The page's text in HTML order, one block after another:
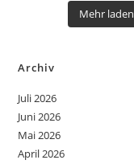
Mehr laden
Archiv
Juli 2026
Juni 2026
Mai 2026
April 2026